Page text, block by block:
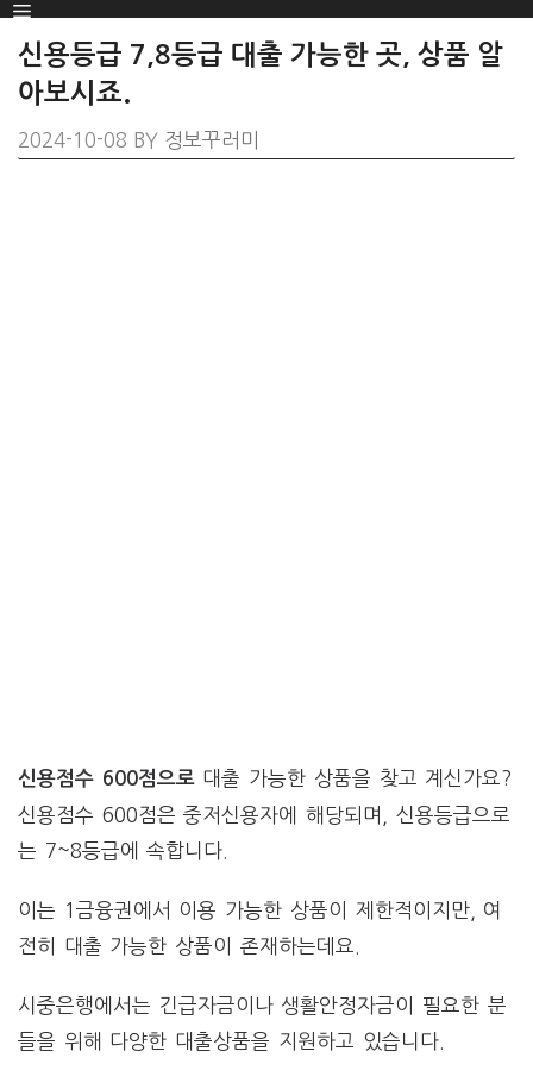
SKIP
TO
CONTENT
Menu
신용등급 7,8등급 대출 가능한 곳, 상품 알
아보시죠.
2024-10-08 BY 정보꾸러미
신용점수 600점으로대출 가능한 상품을 찾고 계신가요?
신용점수 600점은 중저신용자에 해당되며, 신용등급으로
는 7~8등급에 속합니다.
이는 1금융권에서 이용 가능한 상품이 제한적이지만, 여
전히 대출 가능한 상품이 존재하는데요.
시중은행에서는 긴급자금이나 생활안정자금이 필요한 분
들을 위해 다양한 대출상품을 지원하고 있습니다.